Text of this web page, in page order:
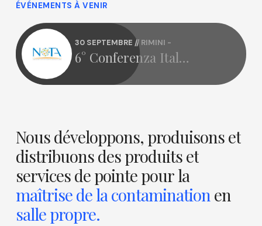
ÉVÉNEMENTS À VENIR
6e
Conférence
italienne
avancées
et
les
produits
radiopharmaceutiques
30 SEPTEMBRE // RIMINI -
6° Conferenza Italiana Terapie Avanzate e Radiofarmaci
Nousdéveloppons, produisonset
distribuonsdesproduitset
servicesdepointepourla
maîtrisedela contamination en
sallepropre.